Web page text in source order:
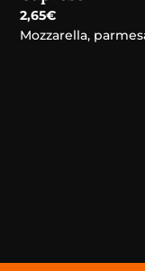
2,65€
Mozzarella,